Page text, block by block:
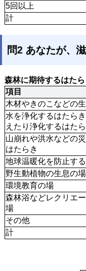
5回以上
計
問2 あなたが、
森林に期待するはたら
項目
木材やきのこなどの
水を浄化するはたら
えたり浄化するはたら
山崩れや洪水などの
はたらき
地球温暖化を防止す
野生動植物の生息の場
環境教育の場
森林浴などレクリエ
場
その他
計